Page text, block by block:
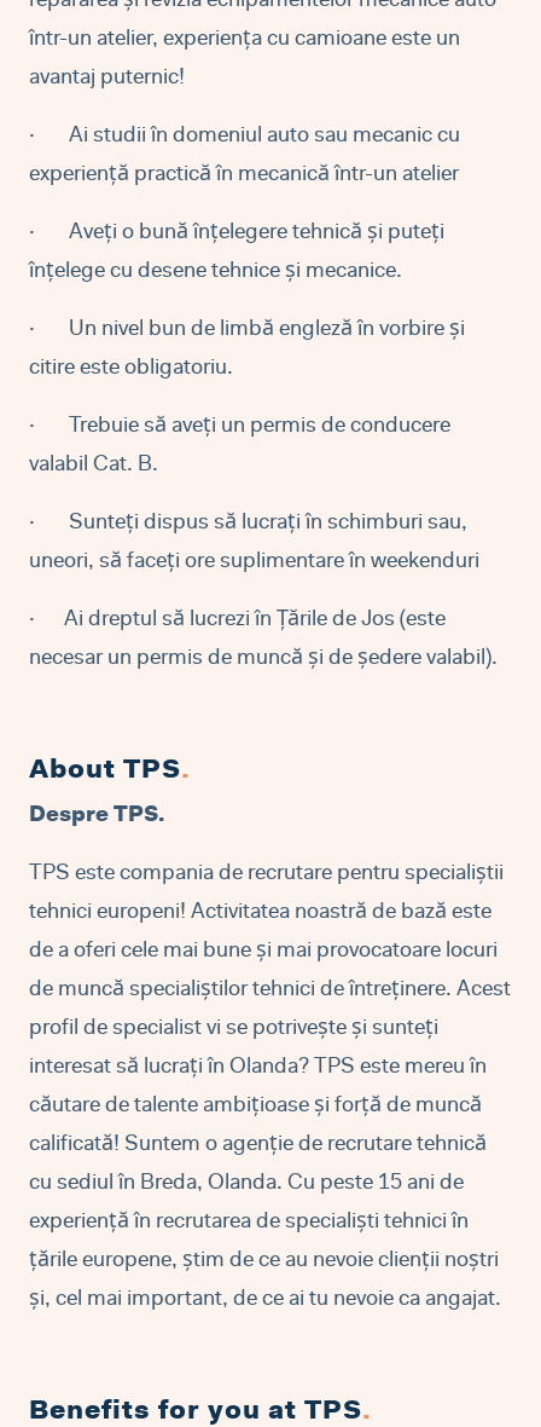
într-un atelier, experiența cu camioane este un
avantaj puternic!
·
Ai studii în domeniul auto sau mecanic cu
experiență practică în mecanică într-un atelier
·
Aveți o bună înțelegere tehnică și puteți
înțelege cu desene tehnice și mecanice.
·
Un nivel bun de limbă engleză în vorbire și
citire este obligatoriu.
·
Trebuie să aveți un permis de conducere
valabil Cat. B.
·
Sunteți dispus să lucrați în schimburi sau,
uneori, să faceți ore suplimentare în weekenduri
·
Ai dreptul să lucrezi în Țările de Jos (este
necesar un permis de muncă și de ședere valabil).
About TPS.
Despre TPS.
TPS este compania de recrutare pentru specialiștii
tehnici europeni! Activitatea noastră de bază este
de a oferi cele mai bune și mai provocatoare locuri
de muncă specialiștilor tehnici de întreținere. Acest
profil de specialist vi se potrivește și sunteți
interesat să lucrați în Olanda? TPS este mereu în
căutare de talente ambițioase și forță de muncă
calificată! Suntem o agenție de recrutare tehnică
cu sediul în Breda, Olanda. Cu peste 15 ani de
experiență în recrutarea de specialiști tehnici în
țările europene, știm de ce au nevoie clienții noștri
și, cel mai important, de ce ai tu nevoie ca angajat.
Benefits for you at TPS.